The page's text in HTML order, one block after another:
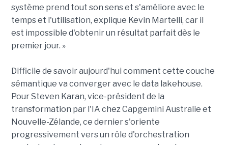
système prend tout son sens et s'améliore avec le
temps et l'utilisation, explique Kevin Martelli, car il
est impossible d'obtenir un résultat parfait dès le
premier jour. »
Difficile de savoir aujourd'hui comment cette couche
sémantique va converger avec le data lakehouse.
Pour Steven Karan, vice-président de la
transformation par l'IA chez Capgemini Australie et
Nouvelle-Zélande, ce dernier s'oriente
progressivement vers un rôle d'orchestration